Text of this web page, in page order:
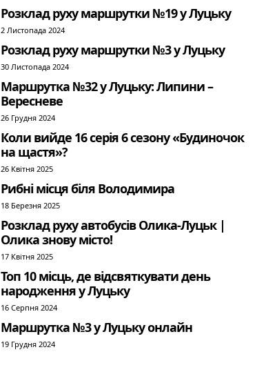
Розклад руху маршрутки №19 у Луцьку
2 Листопада 2024
Розклад руху маршрутки №3 у Луцьку
30 Листопада 2024
Маршрутка №32 у Луцьку: Липини –
Вересневе
26 Грудня 2024
Коли вийде 16 серія 6 сезону «Будиночок
на щастя»?
26 Квітня 2025
Рибні місця біля Володимира
18 Березня 2025
Розклад руху автобусів Олика-Луцьк |
Олика знову місто!
17 Квітня 2025
Топ 10 місць, де відсвяткувати день
народження у Луцьку
16 Серпня 2024
Маршрутка №3 у Луцьку онлайн
19 Грудня 2024